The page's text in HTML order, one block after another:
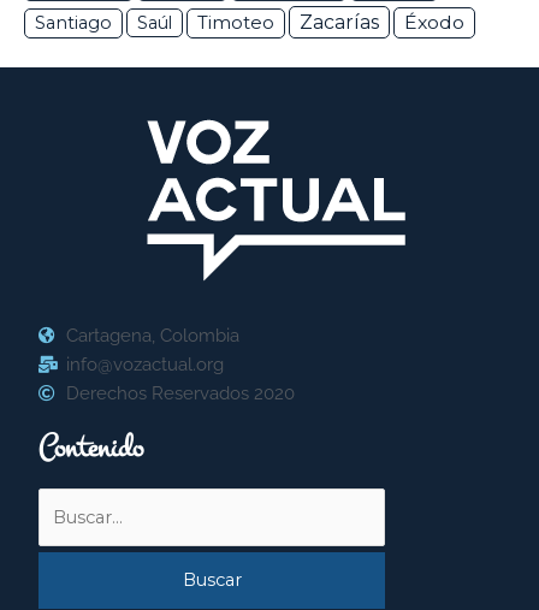
Santiago
Saúl Timoteo Zacarías Éxodo
Cartagena, Colombia
info@vozactual.org
Derechos Reservados 2020
Contenido
por: